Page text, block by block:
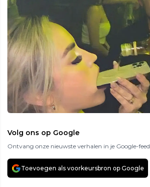
Volg ons op Google
Ontvang onze nieuwste verhalen in je Google-feed
Toevoegen als voorkeursbron op Google